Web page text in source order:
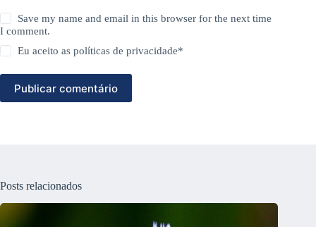
Save my name and email in this browser for the next time
I comment.
Eu aceito aspolíticas de privacidade*
Publicar comentário
Posts relacionados